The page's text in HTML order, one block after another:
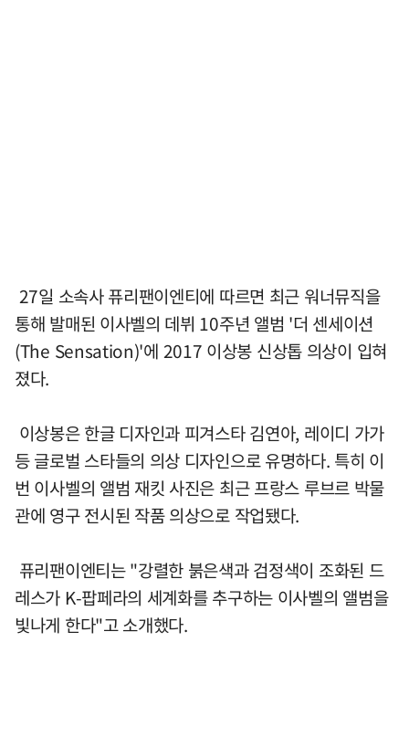
27일 소속사 퓨리팬이엔티에 따르면 최근 워너뮤직을
통해 발매된 이사벨의 데뷔 10주년 앨범 '더 센세이션
(The Sensation)'에 2017 이상봉 신상톱 의상이 입혀
졌다.
이상봉은 한글 디자인과 피겨스타 김연아, 레이디 가가
등 글로벌 스타들의 의상 디자인으로 유명하다. 특히 이
번 이사벨의 앨범 재킷 사진은 최근 프랑스 루브르 박물
관에 영구 전시된 작품 의상으로 작업됐다.
퓨리팬이엔티는 "강렬한 붉은색과 검정색이 조화된 드
레스가 K-팝페라의 세계화를 추구하는 이사벨의 앨범을
빛나게 한다"고 소개했다.